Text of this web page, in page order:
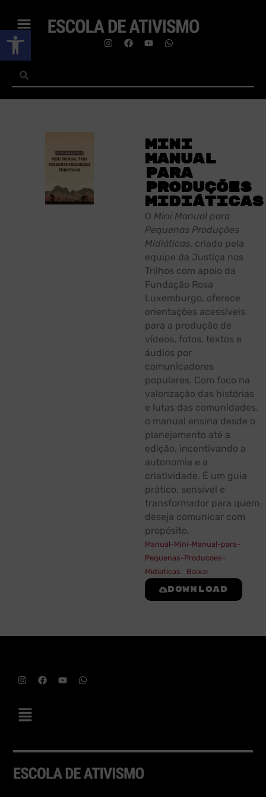
Abrir a barra de ferramentas
Mini
manual
para
produções
midiáticas
O Mini Manual para
Pequenas Produções
Midiáticas, criado pela
equipe da Justiça nos
Trilhos com apoio da
Fundação Rosa
Luxemburgo, oferece
orientações acessíveis
para a produção de
vídeos, fotos, textos e
áudios por
comunicadores
populares. Com foco na
valorização das histórias
e lutas das comunidades,
o manual ensina desde o
planejamento até a
edição, incentivando a
autonomia e a
criatividade. É um guia
prático, sensível e
transformador para quem
deseja comunicar com
propósito.
Manual-Mini-Manual-para-
Pequenas-Producoes-
Midiaticas
Baixar
Download